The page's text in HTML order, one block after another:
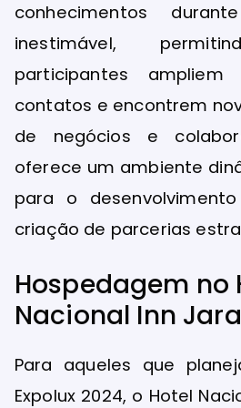
conhecimentos
inestimável,
participantes
contatos e encontrem
de negócios e
oferece um ambiente
para o
criação de parcerias
Hospedagem no
Nacional Inn
Para aqueles que
Expolux 2024, o Hotel